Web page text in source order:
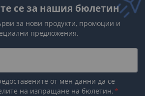
се за нашия бюлетин
за нови продукти, промоции и
предложения.
от мен данни да се
на изпращане на бюлетин.